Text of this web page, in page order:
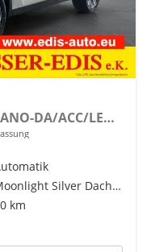
Urban 1.6 T-GDI FWD DCT/PANO-DA/ACC/LEDER/LED
Moonlight Silver Dach Schwarz
km